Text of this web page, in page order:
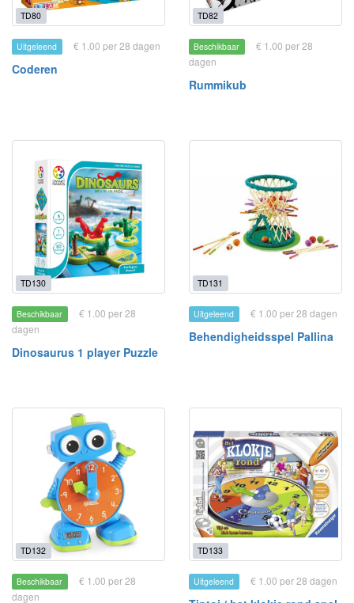
TD80
Uitgeleend € 1.00 per 28 dagen
Coderen
TD82
Beschikbaar
€ 1.00 per 28
dagen
Rummikub
TD130
Beschikbaar
€ 1.00 per 28
dagen
Dinosaurus 1 player Puzzle
TD131
Uitgeleend € 1.00 per 28 dagen
Behendigheidsspel Pallina
TD132
Beschikbaar
€ 1.00 per 28
dagen
TD133
Uitgeleend € 1.00 per 28 dagen